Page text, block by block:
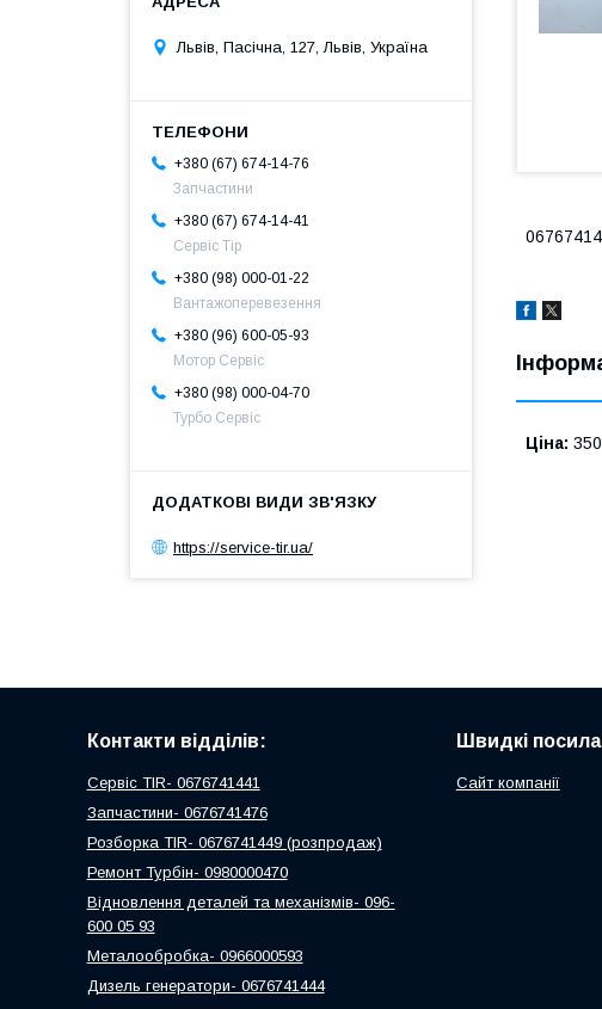
Ціна:
Львів, Пасічна, 127, Львів, Україна
+380 (67) 674-14-76
Запчастини
+380 (67) 674-14-41
Сервіс Тір
+380 (98) 000-01-22
Вантажоперевезення
+380 (96) 600-05-93
Мотор Сервіс
+380 (98) 000-04-70
Турбо Сервіс
https://service-tir.ua/
Контакти відділів:
Сервіс TIR- 0676741441
Запчастини- 0676741476
Розборка TIR- 0676741449 (розпродаж)
Ремонт Турбін- 0980000470
Відновлення деталей та механізмів- 096-
600 05 93
Металообробка- 0966000593
Дизель генератори- 0676741444
Швидкі
Сайт компанії